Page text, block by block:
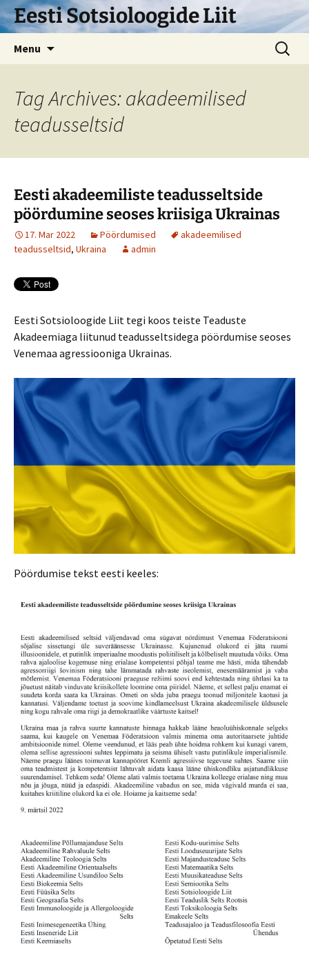
Skip
to Eesti Sotsioloogide Liit
Menu
Search
for:
Tag Archives: akadeemilised
teadusseltsid
Eesti akadeemiliste teadusseltside
pöördumine seoses kriisiga Ukrainas
17. Mar 2022 Pöördumised
akadeemilised
teadusseltsid, Ukraina admin
Eesti Sotsioloogide Liit tegi koos teiste Teaduste
Akadeemiaga liitunud teadusseltsidega pöördumise seoses
Venemaa agressiooniga Ukrainas.
Pöördumise tekst eesti keeles: